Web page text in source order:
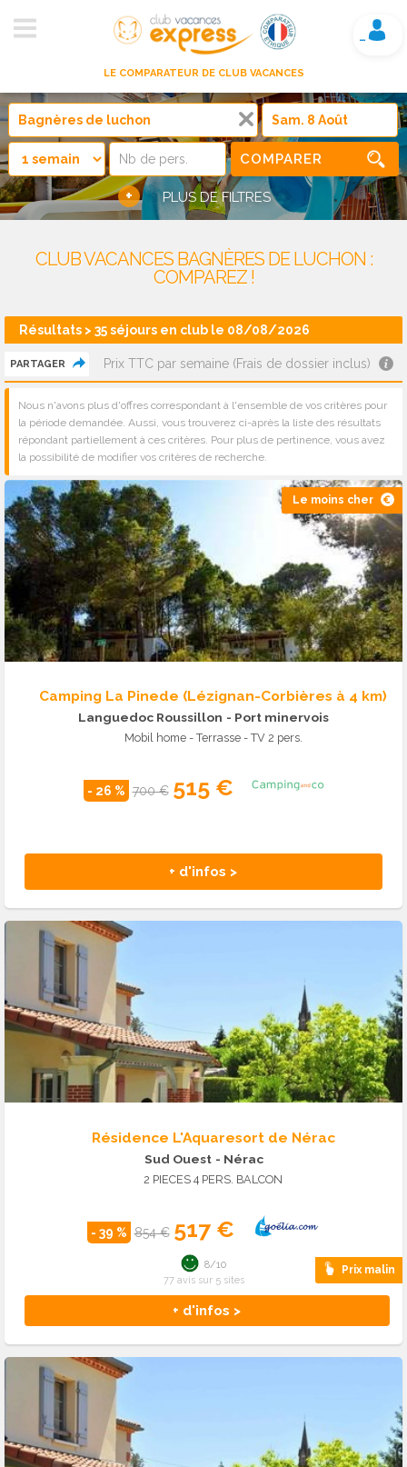
LE COMPARATEUR DE CLUB VACANCES
Mon compte
COMPARER
+ PLUS DE FILTRES
CLUB VACANCES BAGNÈRES DE LUCHON :
COMPAREZ !
Résultats > 35 séjours en club le 08/08/2026
PARTAGER Prix TTC par semaine (Frais de dossier inclus)
Nous n'avons plus d'offres correspondant à l'ensemble de vos critères pour
la période demandée. Aussi, vous trouverez ci-après la liste des résultats
répondant partiellement à ces critères. Pour plus de pertinence, vous avez
la possibilité de modifier vos critères de recherche.
Le moins cher
Camping La Pinede (Lézignan-Corbières à 4 km)
Languedoc Roussillon - Port minervois
Mobil home - Terrasse - TV 2 pers.
- 26 % 700 € 515 €
+ d'infos >
Résidence L'Aquaresort de Nérac
Sud Ouest - Nérac
2 PIECES 4 PERS. BALCON
- 39 % 854 € 517 €
Prix malin
+ d'infos >
8/10
77 avis sur 5 sites